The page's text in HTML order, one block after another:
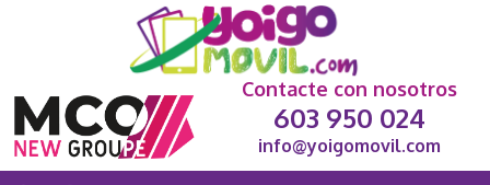
Contacte con nosotros
603 950 024
info@yoigomovil.com